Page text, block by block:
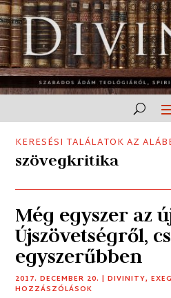
KERESÉSI TALÁLATOK AZ
szövegkritika
Még egyszer az
Újszövetségről,
egyszerűbben
2017. DECEMBER 20. |DIVINITY,
HOZZÁSZÓLÁSOK